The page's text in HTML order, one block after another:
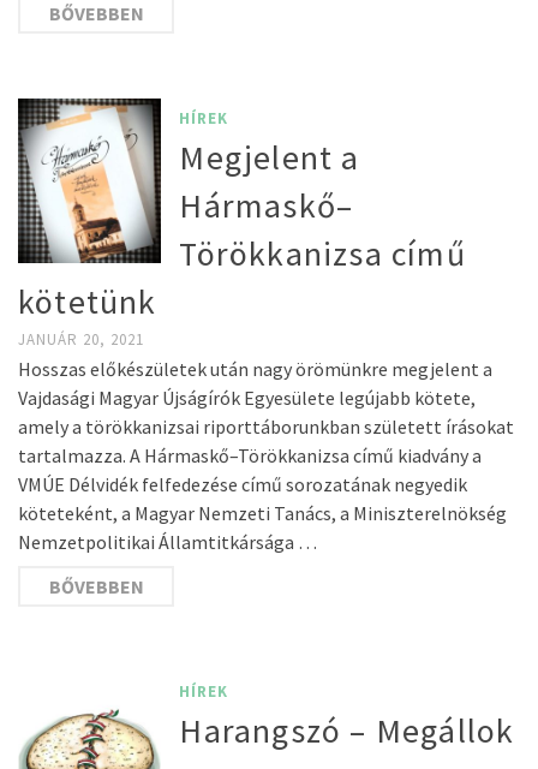
BŐVEBBEN
HÍREK
Megjelent a
Hármaskő–
Törökkanizsa című
kötetünk
JANUÁR 20, 2021
Hosszas előkészületek után nagy örömünkre megjelent a
Vajdasági Magyar Újságírók Egyesülete legújabb kötete,
amely a törökkanizsai riporttáborunkban született írásokat
tartalmazza. A Hármaskő–Törökkanizsa című kiadvány a
VMÚE Délvidék felfedezése című sorozatának negyedik
köteteként, a Magyar Nemzeti Tanács, a Miniszterelnökség
Nemzetpolitikai Államtitkársága …
BŐVEBBEN
HÍREK
Harangszó – Megállok